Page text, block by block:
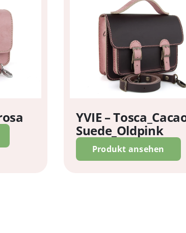
YVIE –
Suede_Oldpink
Produkt ansehen